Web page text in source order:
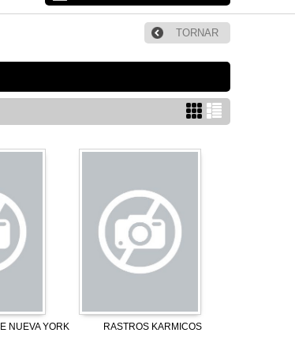
TORNAR
NUEVA YORK RASTROS KARMICOS